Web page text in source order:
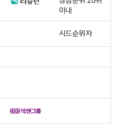
이내
시드순위자